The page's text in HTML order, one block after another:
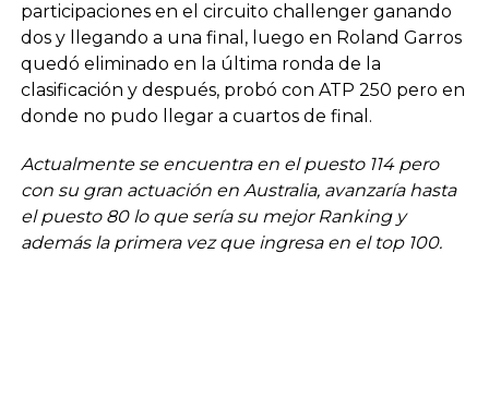
participaciones en el circuito challenger ganando
dos y llegando a una final, luego en Roland Garros
quedó eliminado en la última ronda de la
clasificación y después, probó con ATP 250 pero en
donde no pudo llegar a cuartos de final.
Actualmente se encuentra en el puesto 114 pero
con su gran actuación en Australia, avanzaría hasta
el puesto 80 lo que sería su mejor Ranking y
además la primera vez que ingresa en el top 100.